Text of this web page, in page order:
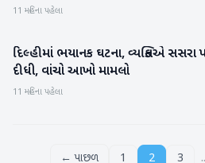
11 મહિના પહેલા
રાષ્ટ્રીય
દિલ્હીમાં ભયાનક ઘટના, વ્યક્તિએ
દીધી, વાંચો આખો મામલો
11 મહિના પહેલા
← પાછળ 1 2 3